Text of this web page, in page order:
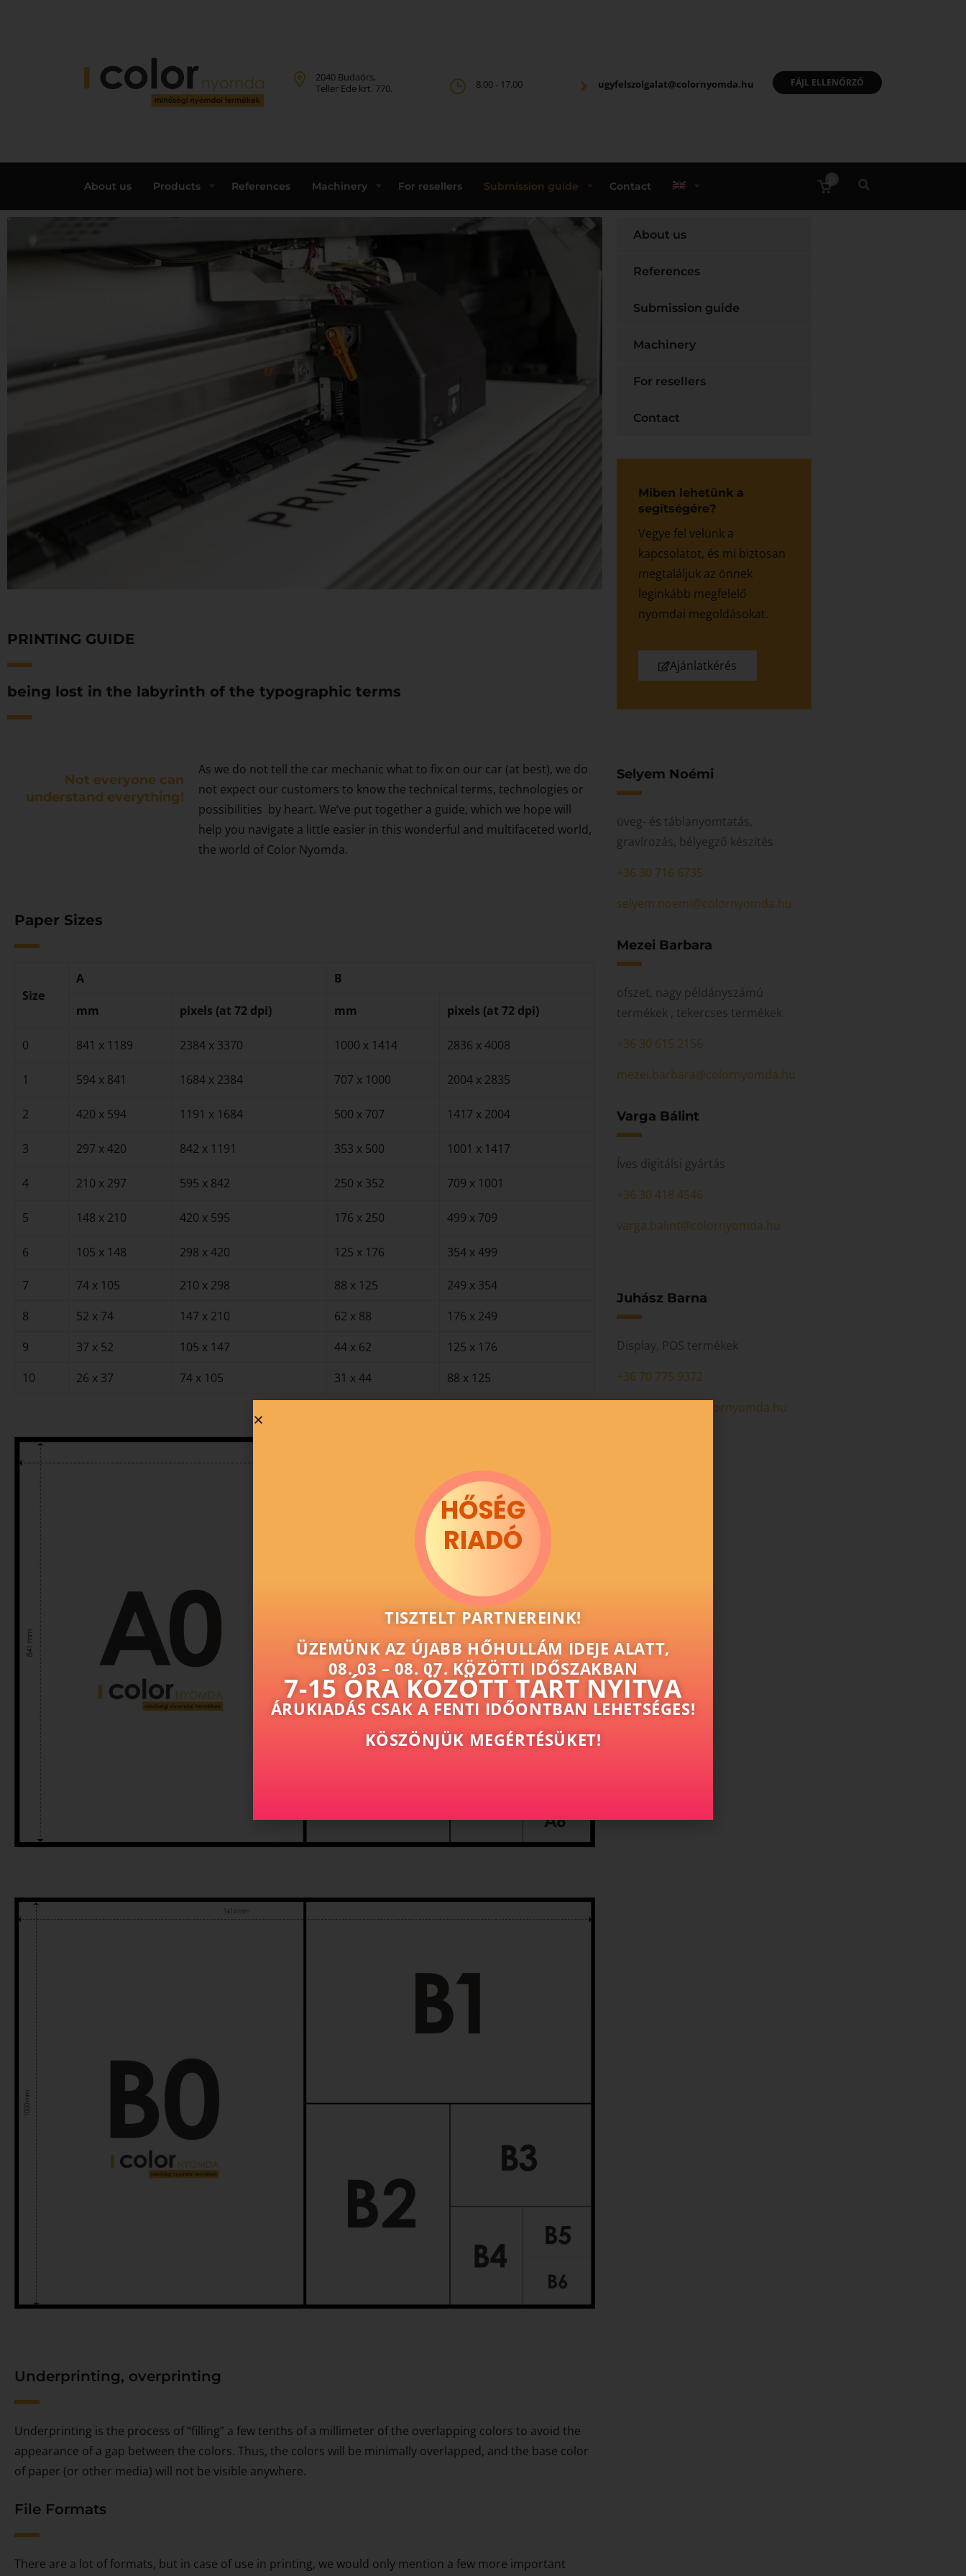
2040 Budaörs,
Teller Ede krt. 770.
8.00 - 17.00 ugyfelszolgalat@colornyomda.hu FÁJL ELLENŐRZŐ
About us Products References Machinery For resellers Submission guide Contact
PRINTING GUIDE
being lost in the labyrinth of the typographic terms
Not everyone can
understand everything!
As we do not tell the car mechanic what to fix on our car (at best), we do
not expect our customers to know the technical terms, technologies or
possibilities by heart. We’ve put together a guide, which we hope will
help you navigate a little easier in this wonderful and multifaceted world,
the world of Color Nyomda.
Paper Sizes
Size
A B
mm pixels (at 72 dpi) mm pixels (at 72 dpi)
0 841 x 1189 2384 x 3370 1000 x 1414 2836 x 4008
1 594 x 841 1684 x 2384 707 x 1000 2004 x 2835
2 420 x 594 1191 x 1684 500 x 707 1417 x 2004
3 297 x 420 842 x 1191 353 x 500 1001 x 1417
4 210 x 297 595 x 842 250 x 352 709 x 1001
5 148 x 210 420 x 595 176 x 250 499 x 709
6 105 x 148 298 x 420 125 x 176 354 x 499
7 74 x 105 210 x 298 88 x 125
249 x 354
8
52 x 74 147 x 210 62 x 88
176 x 249
9
37 x 52 105 x 147 44 x 62
125 x 176
10
26 x 37 74 x 105 31 x 44 88 x 125
Underprinting, overprinting
Underprinting is the process of “filling” a few tenths of a millimeter of the overlapping colors to avoid the
appearance of a gap between the colors. Thus, the colors will be minimally overlapped, and the base color
of paper (or other media) will not be visible anywhere.
File Formats
There are a lot of formats, but in case of use in printing, we would only mention a few more important
About us
References
Submission guide
Machinery
For resellers
Contact
Miben lehetünk a
segítségére?
Vegye fel velünk a
kapcsolatot, és mi biztosan
megtaláljuk az önnek
leginkább megfelelő
nyomdai megoldásokat.
Ajánlatkérés
Selyem Noémi
üveg- és táblanyomtatás,
gravírozás, bélyegző készítés
+36 30 716 6735
selyem.noemi@colornyomda.hu
Mezei Barbara
ofszet, nagy példányszámú
termékek , tekercses termékek
+36 30 615 2156
mezei.barbara@colornyomda.hu
Varga Bálint
Íves digitálsi gyártás
+36 30 418 4546
varga.balint@colornyomda.hu
Juhász Barna
Display, POS termékek
+36 70 775 9372
juhasz.barna@colornyomda.hu
HŐSÉG
RIADÓ
TISZTELT PARTNEREINK!
ÜZEMÜNK AZ ÚJABB HŐHULLÁM IDEJE ALATT,
08. 03 – 08. 07. KÖZÖTTI IDŐSZAKBAN
7-15 ÓRA KÖZÖTT TART NYITVA
ÁRUKIADÁS CSAK A FENTI IDŐONTBAN LEHETSÉGES!
KÖSZÖNJÜK MEGÉRTÉSÜKET!